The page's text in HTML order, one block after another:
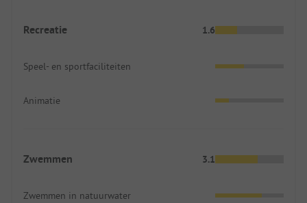
Recreatie 1.6
Speel- en sportfaciliteiten
Animatie
Zwemmen 3.1
Zwemmen in natuurwater